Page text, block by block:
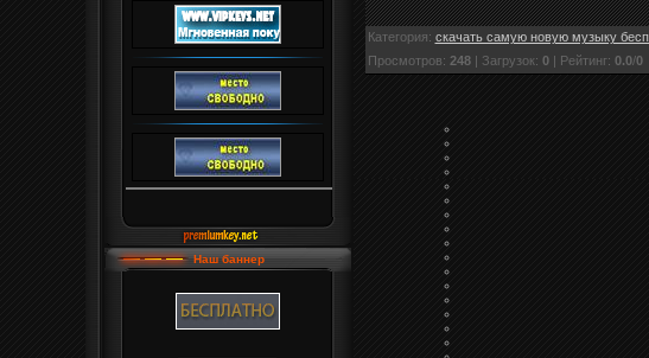
Наш баннер
Категория: скачать самую новую музыку
Просмотров: 248| Загрузок: 0| Рейтинг: 0.0/0